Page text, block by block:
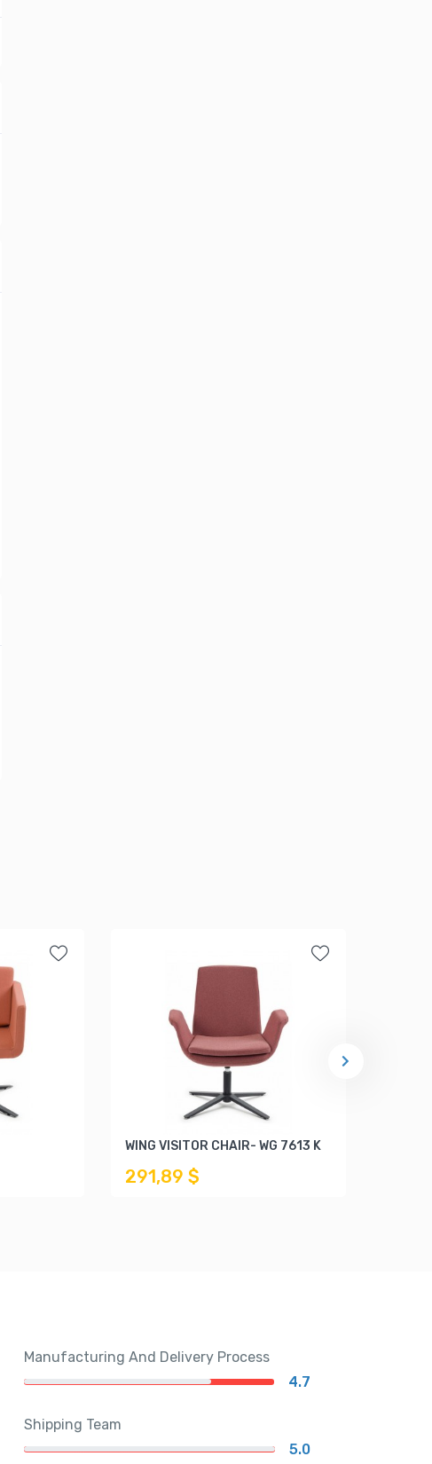
WING VISITOR CHAIR- WG 7613 K
291,89 $
Manufacturing And Delivery Process
4.7
Shipping Team
5.0